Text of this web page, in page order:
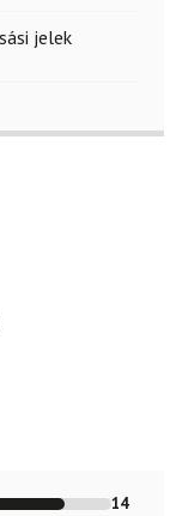
jelek
14